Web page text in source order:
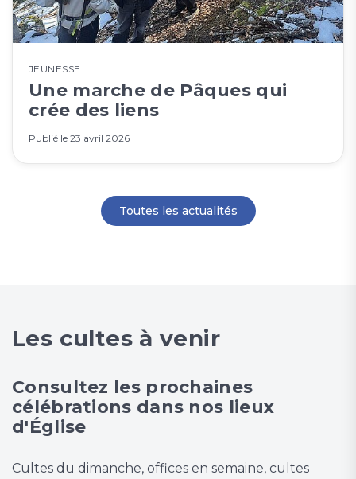
JEUNESSE
Une marche de Pâques qui
crée des liens
Publié le 23 avril 2026
Toutes les actualités
Les cultes à venir
Consultez les prochaines
célébrations dans nos lieux
d'Église
Cultes du dimanche, offices en semaine, cultes